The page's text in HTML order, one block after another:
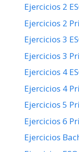
Ejercicios 2
Ejercicios 2
Ejercicios 3
Ejercicios 3
Ejercicios 4
Ejercicios 4
Ejercicios 5
Ejercicios 6
Ejercicios